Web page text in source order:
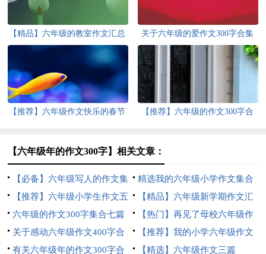
【精品】六年级的教室作文汇总
关于六年级的爱作文300字合集
八篇
【推荐】六年级作文快乐的春节
【推荐】六年级的作文300字合
【六年级年的作文300字】相关文章：
【必备】六年级写人的作文集
锦6篇
精选我的六年级小学作文集合
5篇
【推荐】六年级小学生作文五
篇
【精品】六年级新学期作文汇
编七篇
六年级的作文300字集合七篇
【热门】再见了母校六年级作
文合集五篇
关于感动六年级作文400字合
集5篇
【推荐】我的小学六年级作文
四篇
有关六年级年的作文300字合 【精选】六年级作文三篇